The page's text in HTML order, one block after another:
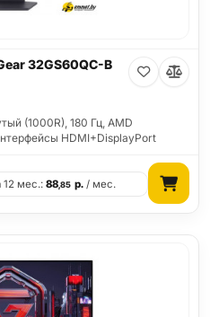
32GS60QC-B
(1000R), 180 Гц, AMD
HDMI+DisplayPort
12 мес.:88,85 р./ мес.